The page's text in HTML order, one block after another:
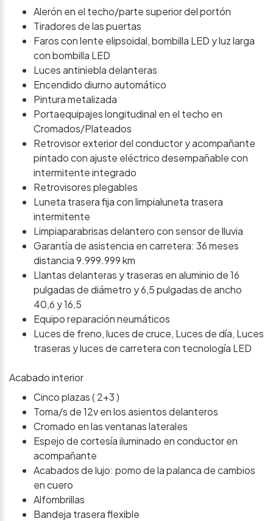
Alerón en el techo/parte superior del portón
Tiradores de las puertas
Faros con lente elipsoidal, bombilla LED y luz larga
con bombilla LED
Luces antiniebla delanteras
Encendido diurno automático
Pintura metalizada
Portaequipajes longitudinal en el techo en
Cromados/Plateados
Retrovisor exterior del conductor y acompañante
pintado con ajuste eléctrico desempañable con
intermitente integrado
Retrovisores plegables
Luneta trasera fija con limpialuneta trasera
intermitente
Limpiaparabrisas delantero con sensor de lluvia
Garantía de asistencia en carretera: 36 meses
distancia 9.999.999 km
Llantas delanteras y traseras en aluminio de 16
pulgadas de diámetro y 6,5 pulgadas de ancho
40,6 y 16,5
Equipo reparación neumáticos
Luces de freno, luces de cruce, Luces de día, Luces
traseras y luces de carretera con tecnología LED
Acabado interior
Cinco plazas ( 2+3 )
Toma/s de 12v en los asientos delanteros
Cromado en las ventanas laterales
Espejo de cortesía iluminado en conductor en
acompañante
Acabados de lujo: pomo de la palanca de cambios
en cuero
Alfombrillas
Bandeja trasera flexible